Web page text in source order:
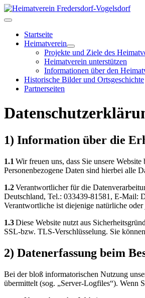
Startseite
Heimatverein
Projekte und Ziele des
Heimatverein unterstützen
Informationen über den
Historische Bilder und Ortsgeschichte
Partnerseiten
1) Information über die
1.1 Wir freuen uns, dass Sie unsere
Personenbezogene Daten sind hierbei alle
1.2Verantwortlicher für die
Deutschland, Tel.: 033439-81581, E-Mail:
Verantwortliche ist diejenige natürliche
1.3Diese Website nutzt aus
SSL-bzw. TLS-Verschlüsselung. Sie
2) Datenerfassung beim
Bei der bloß informatorischen Nutzung
übermittelt (sog. „Server-Logfiles“). Wenn